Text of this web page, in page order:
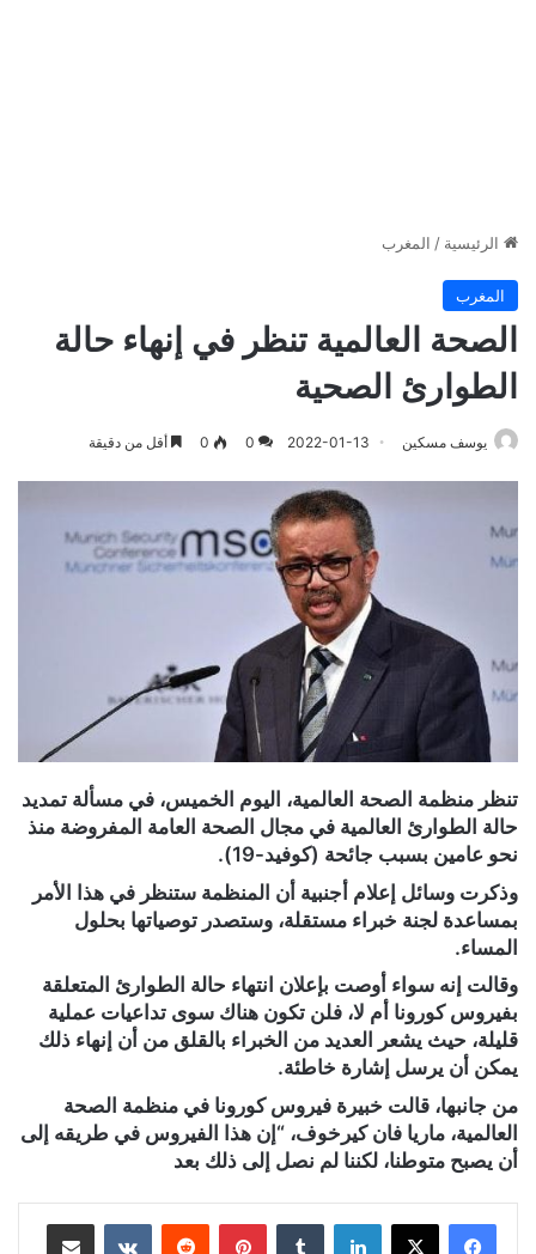
الرئيسية / المغرب
المغرب
الصحة العالمية تنظر في إنهاء حالة
الطوارئ الصحية
يوسف مسكين 2022-01-13
0
0 أقل من دقيقة
تنظر منظمة الصحة العالمية، اليوم الخميس، في مسألة تمديد
حالة الطوارئ العالمية في مجال الصحة العامة المفروضة منذ
نحو عامين بسبب جائحة (كوفيد-19).
وذكرت وسائل إعلام أجنبية أن المنظمة ستنظر في هذا الأمر
بمساعدة لجنة خبراء مستقلة، وستصدر توصياتها بحلول
المساء.
وقالت إنه سواء أوصت بإعلان انتهاء حالة الطوارئ المتعلقة
بفيروس كورونا أم لا، فلن تكون هناك سوى تداعيات عملية
قليلة، حيث يشعر العديد من الخبراء بالقلق من أن إنهاء ذلك
يمكن أن يرسل إشارة خاطئة.
من جانبها، قالت خبيرة فيروس كورونا في منظمة الصحة
العالمية، ماريا فان كيرخوف، “إن هذا الفيروس في طريقه إلى
أن يصبح متوطنا، لكننا لم نصل إلى ذلك بعد
لينكدإن بينتيريست مشاركة عبر البريد